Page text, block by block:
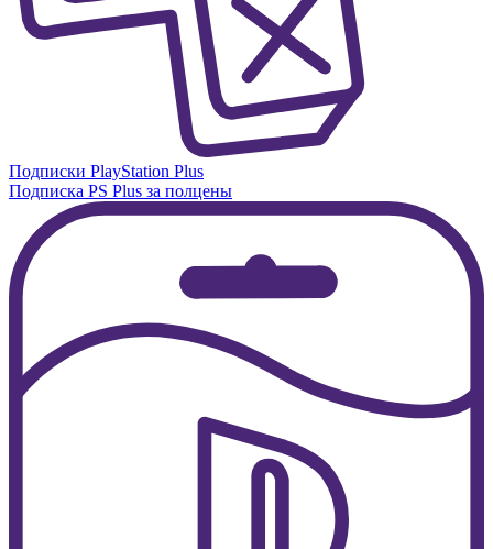
Подписки PlayStation Plus
Подписка PS Plus за полцены